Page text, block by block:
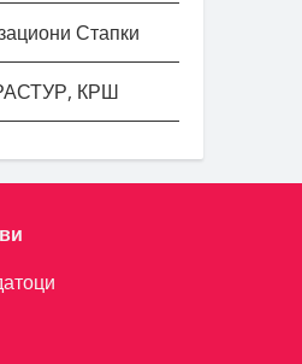
Стапки
КРШ